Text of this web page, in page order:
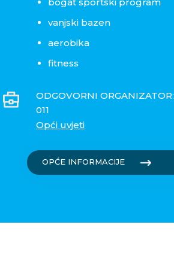
vanjski bazen
aerobika
fitness
ODGOVORNI ORGANIZATOR:
011
Opći uvjeti
OPĆE INFORMACIJE